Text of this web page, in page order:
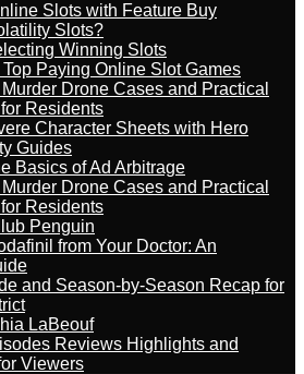
Slots with Feature Buy
Slots?
Winning Slots
Top Paying Online Slot Games
Drone Cases and Practical
Residents
Character Sheets with Hero
Guides
Basics of Ad Arbitrage
Drone Cases and Practical
Residents
Penguin
from Your Doctor: An
and Season-by-Season Recap for
LaBeouf
Reviews Highlights and
Viewers